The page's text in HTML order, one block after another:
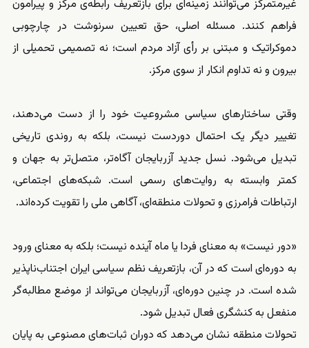
غیرمتمرکز می‌توانند زمینه‌ای برای بازتعریف رابطه‌ی مرکز و پیرامون
فراهم کنند. مسئله اصلی، حق تعیین سرنوشت در چارچوبی
دموکراتیک و مبتنی بر رأی آزاد مردم است؛ نه تصمیمی تحمیلی از
بیرون و نه تداوم انکار از سوی مرکز.
وقتی ساختارهای سیاسی مشروعیت خود را از دست می‌دهند،
تغییر دیگر یک احتمال دوردست نیست، بلکه به روندی تاریخی
تبدیل می‌شود. نسل جدید آزربایجان آگاه‌تر، متصل‌تر به جهان و
کمتر وابسته به روایت‌های رسمی است. شبکه‌های اجتماعی،
ارتباطات فرامرزی و تحولات منطقه‌ای، آگاهی ملی را تقویت کرده‌اند.
«دور نیست» به معنای فردا یا ماه آینده نیست؛ بلکه به معنای ورود
به دوره‌ای است که در آن، بازتعریف نظم سیاسی ایران اجتناب‌ناپذیر
شده است. در چنین دوره‌ای، آزربایجان می‌تواند از موضع مطالبه‌گر
منفعل به کنشگری فعال تبدیل شود.
تحولات منطقه نشان می‌دهد که دوران ثبات‌های مصنوعی به پایان